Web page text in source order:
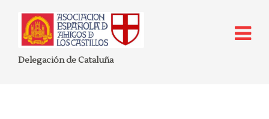
Delegación de Cataluña